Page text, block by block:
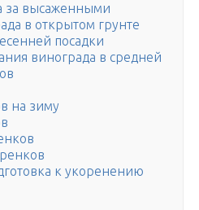
за высаженными
в открытом грунте
посадки
винограда в средней
на зиму
к укоренению